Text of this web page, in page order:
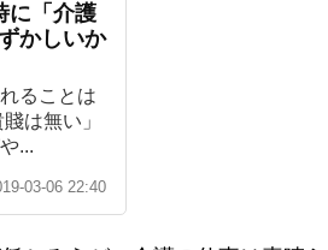
に「介護
かしいか
ることは
は無い」
...
03-06 22:40